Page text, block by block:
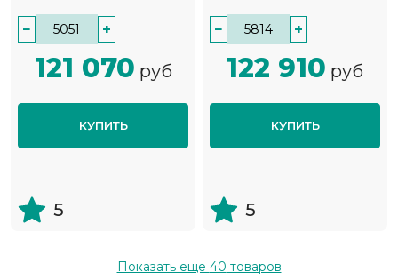
− +
121 070 руб
КУПИТЬ
5
− +
122 910 руб
КУПИТЬ
5
Показать еще 40 товаров